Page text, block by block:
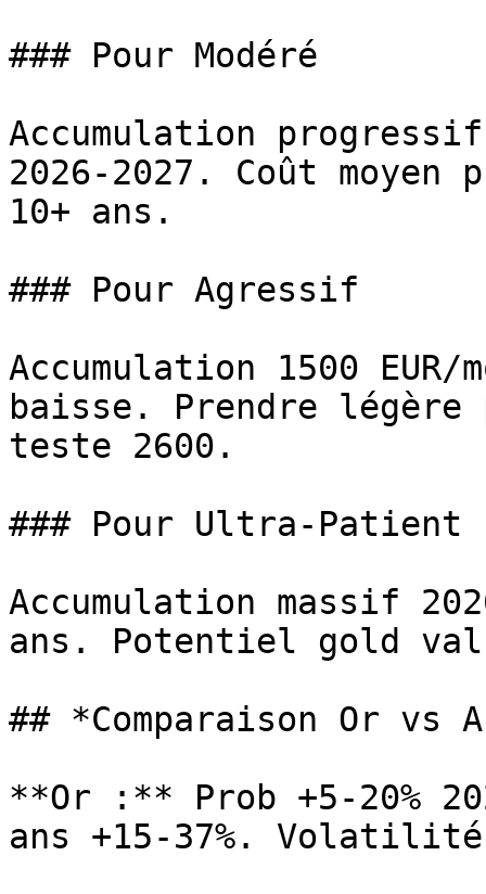
### Pour Modéré
Accumulation
2026-2027. Coût moyen
10+ ans.
### Pour Agressif
Accumulation 1500
baisse. Prendre
teste 2600.
### Pour Ultra-Patient
Accumulation massif
ans. Potentiel gold
## *Comparaison Or vs
**Or :** Prob +5-20%
ans +15-37%.